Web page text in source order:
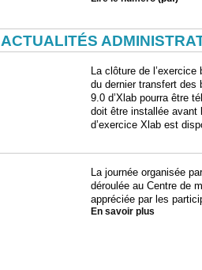
ACTUALITÉS
La clôture de
du dernier transfert des
9.0 d’Xlab pourra être
doit être installée avant
d’exercice Xlab est
La journée organisée
déroulée au Centre de
appréciée par les
En savoir plus